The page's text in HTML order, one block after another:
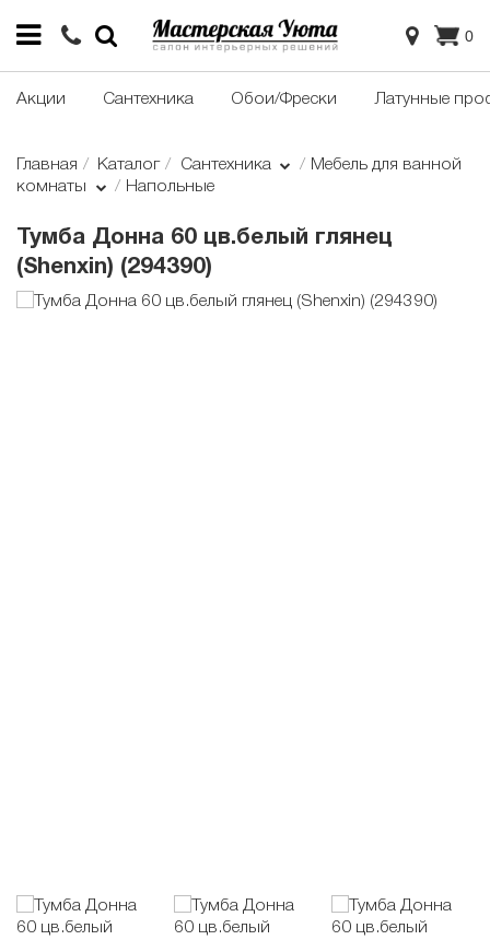
0
Акции Сантехника Обои/Фрески Латунные
Главная Каталог Сантехника
Мебель для ванной
комнаты
Напольные
Тумба Донна 60 цв.белый глянец
(Shenxin) (294390)